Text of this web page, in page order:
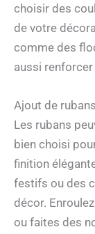
choisir des
de votre
comme des
aussi
Ajout de
Les rubans
bien choisi
finition
festifs ou des
décor.
ou faites des